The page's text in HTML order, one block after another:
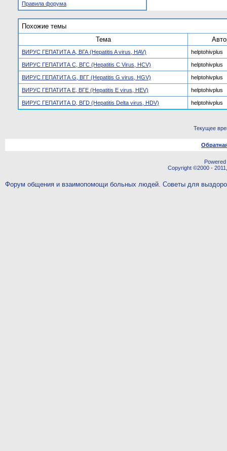
Правила форума
Похожие темы
Тема
ВИРУС ГЕПАТИТА А, ВГА (Hepatitis A virus, HAV) helptohivplus
ВИРУС ГЕПАТИТА С, ВГС (Hepatitis С Virus, HCV) helptohivplus
ВИРУС ГЕПАТИТА G, ВГГ (Hepatitis G virus, HGV) helptohivplus
ВИРУС ГЕПАТИТА Е, ВГЕ (Hepatitis E virus, HEV) helptohivplus
ВИРУС ГЕПАТИТА D, BГD (Hepatitis Delta virus, HDV) helptohivplus
Текущее
Copyright ©2000 -
Форум общения и взаимопомощи больных людей. Советы для